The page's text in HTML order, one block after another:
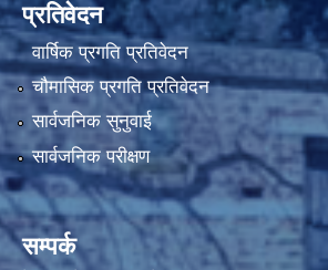
प्रतिवेदन
वार्षिक प्रगति प्रतिवेदन
चौमासिक प्रगति प्रतिवेदन
सार्वजनिक सुनुवाई
सार्वजनिक परीक्षण
सम्पर्क